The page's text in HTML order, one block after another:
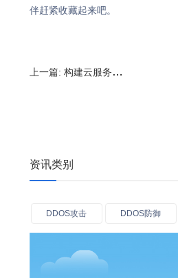
伴赶紧收藏起来吧。
上一篇: 构建云服务器的步骤,云服务器可以干嘛用的?
资讯类别
DDOS攻击 DDOS防御